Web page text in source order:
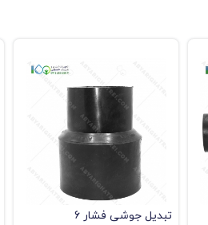
تبدیل جوشی فشار 6